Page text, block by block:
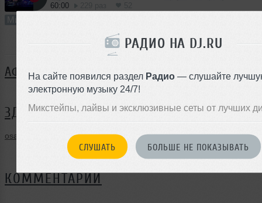
РАДИО НА DJ.RU
На сайте появился раздел Радио — слушайте
электронную музыку 24/7!
Микстейпы, лайвы и эксклюзивные сеты от лучших
СЛУШАТЬ БОЛЬШЕ НЕ ПОКАЗЫВАТЬ
60:00
Микс
ВСЕ
АФИША Было4
ЗДЕСЬ ВЫСТУПАЛИ:
osa777 Novgorodoff,Slim-69,Artana
КОММЕНТАРИИ